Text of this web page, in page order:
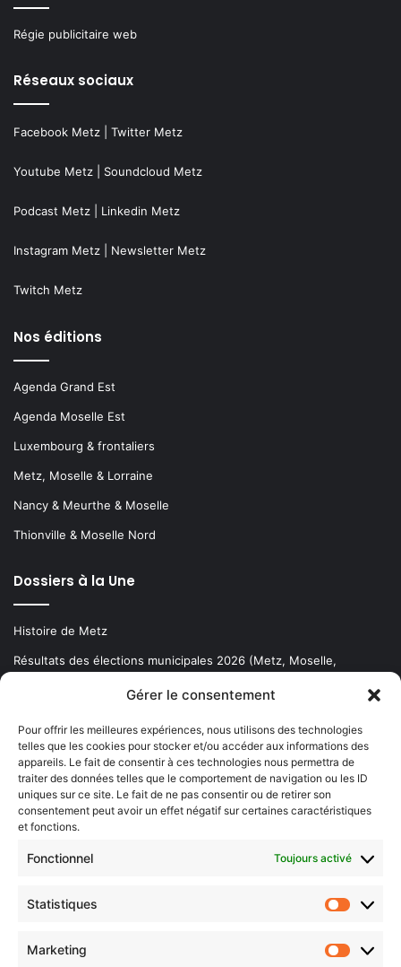
Gérer le consentement
Pour offrir les meilleures expériences, nous utilisons des technologies
telles que les cookies pour stocker et/ou accéder aux informations des
appareils. Le fait de consentir à ces technologies nous permettra de
traiter des données telles que le comportement de navigation ou les ID
uniques sur ce site. Le fait de ne pas consentir ou de retirer son
consentement peut avoir un effet négatif sur certaines caractéristiques
et fonctions.
Fonctionnel Toujours activé
Statistiques
Marketing
Régie publicitaire web
Réseaux sociaux
Facebook Metz Twitter Metz
Youtube Metz Soundcloud Metz
Podcast Metz Linkedin Metz
Instagram Metz Newsletter Metz
Twitch Metz
Nos éditions
Agenda Grand Est
Agenda Moselle Est
Luxembourg & frontaliers
Metz, Moselle & Lorraine
Nancy & Meurthe & Moselle
Thionville & Moselle Nord
Dossiers à la Une
Histoire de Metz
Résultats des élections municipales 2026 (Metz, Moselle,
Newsletter gratuite
Choisissez : matin, soir ou hebdo ?
votre